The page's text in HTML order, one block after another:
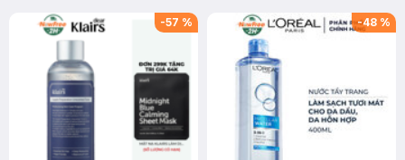
-57 % -48 %